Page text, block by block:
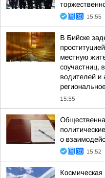
15:55
В Бийске
местную
соучастниц,
водителей и
15:55
о
15:52